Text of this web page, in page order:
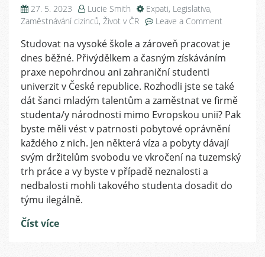
27. 5. 2023 Lucie Smith Expati, Legislativa,
Zaměstnávání cizinců, Život v ČR Leave a Comment
cizince-
studenty
třetí
země?
Ne
každé
pobytové
oprávnění
jim
volný
Studovat na vysoké škole a zároveň pracovat je
dnes běžné. Přivýdělkem a časným získáváním
praxe nepohrdnou ani zahraniční studenti
univerzit v České republice. Rozhodli jste se také
dát šanci mladým talentům a zaměstnat ve firmě
studenta/y národnosti mimo Evropskou unii? Pak
byste měli vést v patrnosti pobytové oprávnění
každého z nich. Jen některá víza a pobyty dávají
svým držitelům svobodu ve vkročení na tuzemský
trh práce a vy byste v případě neznalosti a
nedbalosti mohli takového studenta dosadit do
týmu ilegálně.
Číst více